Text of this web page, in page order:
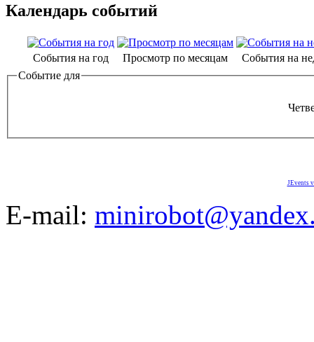
Календарь событий
События на год Просмотр по месяцам
События на
Событие для
JEvents
E-mail: